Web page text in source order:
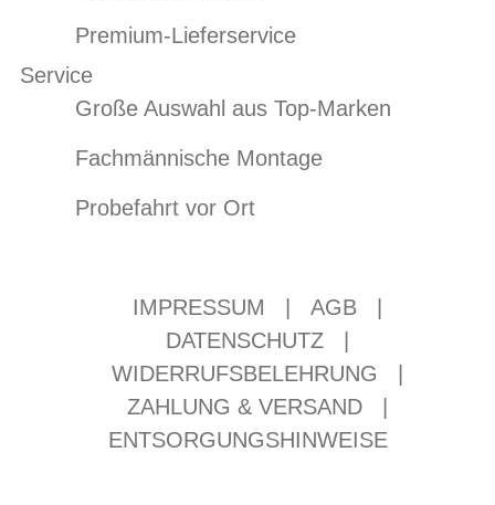
Premium-Lieferservice
Service
Große Auswahl aus Top-Marken
Fachmännische Montage
Probefahrt vor Ort
IMPRESSUM AGB
DATENSCHUTZ
WIDERRUFSBELEHRUNG
ZAHLUNG & VERSAND
ENTSORGUNGSHINWEISE